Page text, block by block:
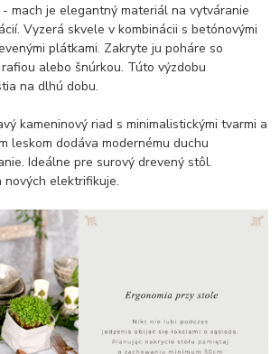
- mach je elegantný materiál na vytváranie
Vyzerá skvele v kombinácii s betónovými
plátkami. Zakryte ju poháre so
alebo šnúrkou. Túto výzdobu
na dlhú dobu.
kameninový riad s minimalistickými tvarmi a
leskom dodáva modernému duchu
Ideálne pre surový drevený stôl.
elektrifikuje.